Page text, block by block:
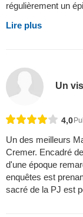
régulièrement un
Lire plus
Un
4,0
Un des meilleurs
Cremer. Encadré
d'une époque
enquêtes est
sacré de la PJ est